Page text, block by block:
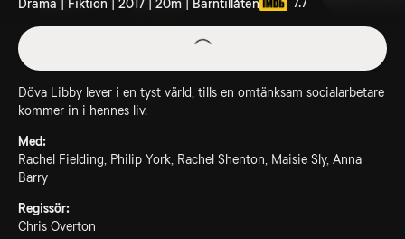
Drama | Fiktion | 2017 | 20m | Barntillåten
Döva Libby lever i en tyst värld, tills en omtänksam socialarbetare
kommer in i hennes liv.
Med:
Rachel Fielding, Philip York, Rachel Shenton, Maisie Sly, Anna
Barry
Regissör:
Chris Overton